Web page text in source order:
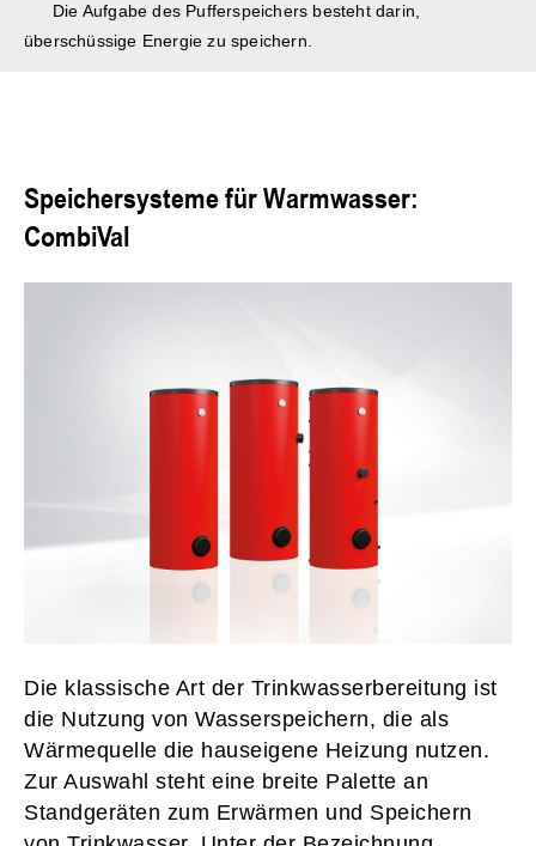
Die Aufgabe des Pufferspeichers besteht darin,
überschüssige Energie zu speichern.
Speichersysteme für Warmwasser:
CombiVal
Die klassische Art der Trinkwasserbereitung ist
die Nutzung von Wasserspeichern, die als
Wärmequelle die hauseigene Heizung nutzen.
Zur Auswahl steht eine breite Palette an
Standgeräten zum Erwärmen und Speichern